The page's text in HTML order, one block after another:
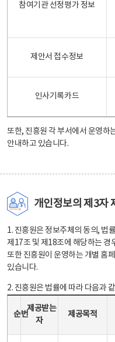
참여기관 선정평가 정보
제안서 접수정보
인사기록카드
또한, 진흥원 각 부서에서 운영하
안내하고 있습니다.
개인정보의 제3자
1. 진흥원은 정보주체의 동의, 법
제17조 및 제18조에 해당하는 경
또한 진흥원이 운영하는 개별 홈
있습니다.
2. 진흥원은 법률에 따라 다음과
순번
제공받는
자
제공목적